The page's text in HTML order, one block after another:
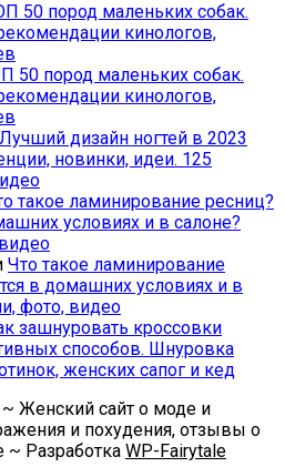
50 пород маленьких собак.
кинологов,
50 пород маленьких собак.
кинологов,
Лучший дизайн ногтей в 2023
новинки, идеи. 125
такое ламинирование ресниц?
условиях и в салоне?
Что такое ламинирование
в домашних условиях и в
фото, видео
зашнуровать кроссовки
способов. Шнуровка
женских сапог и кед
~ Женский сайт о моде и
и похудения, отзывы о
~ Разработка WP-Fairytale